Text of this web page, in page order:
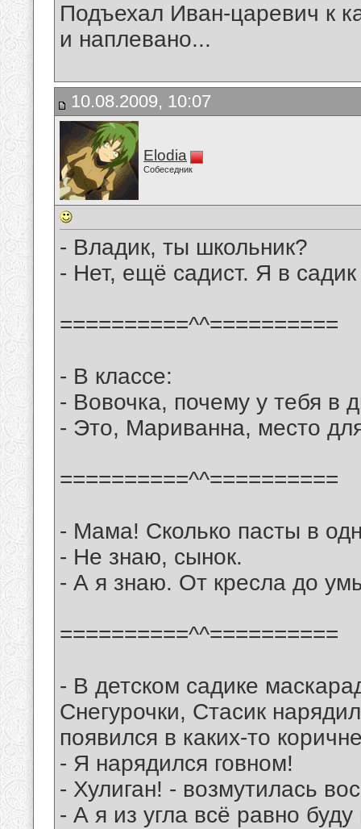
Подъехал Иван-царевич к
и наплевано...
10.08.2009, 10:07
Elodia
Собеседник
- Владик, ты школьник?
- Нет, ещё садист. Я в садик
==========^^==========
- В классе:
- Вовочка, почему у тебя в
- Это, Мариванна, место
==========^^==========
- Мама! Сколько пасты в
- Не знаю, сынок.
- А я знаю. От кресла до
==========^^==========
- В детском садике
Снегурочки, Стасик
появился в каких-то
- Я нарядился говном!
- Хулиган! - возмутилась
- А я из угла всё равно